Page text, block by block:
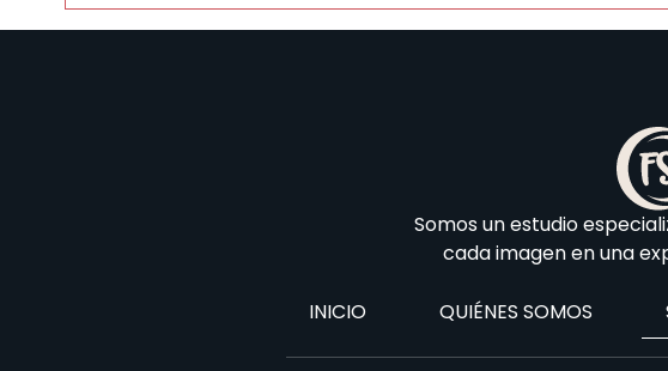
Somos un estudio
cada imagen en una
INICIO QUIÉNES SOMOS